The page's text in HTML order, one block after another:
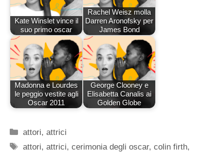
Kate Winslet vince il
suo primo oscar
Rachel Weisz molla
Darren Aronofsky per
James Bond
Madonna e Lourdes
le peggio vestite agli
Oscar 2011
George Clooney e
Elisabetta Canalis ai
Golden Globe
Categorie
attori,attrici
Tag
attori,attrici,cerimonia degli oscar,colin firth,